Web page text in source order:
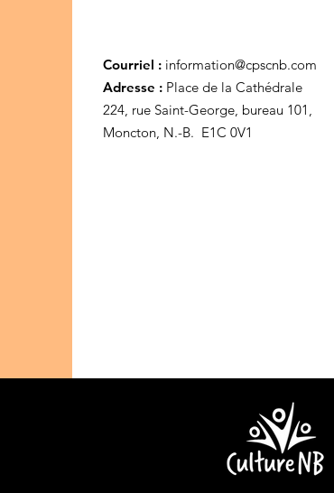
Courriel : information@cpscnb.com
Adresse : Place de la Cathédrale
224, rue Saint-George, bureau 101,
Moncton, N.-B. E1C 0V1